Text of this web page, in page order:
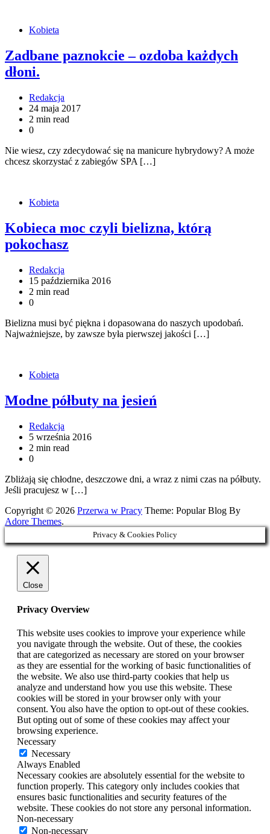
Kobieta
Zadbane paznokcie – ozdoba każdych
dłoni.
Redakcja
24 maja 2017
2 min read
0
Nie wiesz, czy zdecydować się na manicure hybrydowy? A może
chcesz skorzystać z zabiegów SPA […]
Kobieta
Kobieca moc czyli bielizna, którą
pokochasz
Redakcja
15 października 2016
2 min read
0
Bielizna musi być piękna i dopasowana do naszych upodobań.
Najważniejsze, by zawsze była pierwszej jakości […]
Kobieta
Modne półbuty na jesień
Redakcja
5 września 2016
2 min read
0
Zbliżają się chłodne, deszczowe dni, a wraz z nimi czas na półbuty.
Jeśli pracujesz w […]
Copyright © 2026 Przerwa w Pracy Theme: Popular Blog By
Adore Themes.
Privacy & Cookies Policy
Close
Privacy Overview
This website uses cookies to improve your experience while
you navigate through the website. Out of these, the cookies
that are categorized as necessary are stored on your browser
as they are essential for the working of basic functionalities of
the website. We also use third-party cookies that help us
analyze and understand how you use this website. These
cookies will be stored in your browser only with your
consent. You also have the option to opt-out of these cookies.
But opting out of some of these cookies may affect your
browsing experience.
Necessary
Necessary
Always Enabled
Necessary cookies are absolutely essential for the website to
function properly. This category only includes cookies that
ensures basic functionalities and security features of the
website. These cookies do not store any personal information.
Non-necessary
Non-necessary